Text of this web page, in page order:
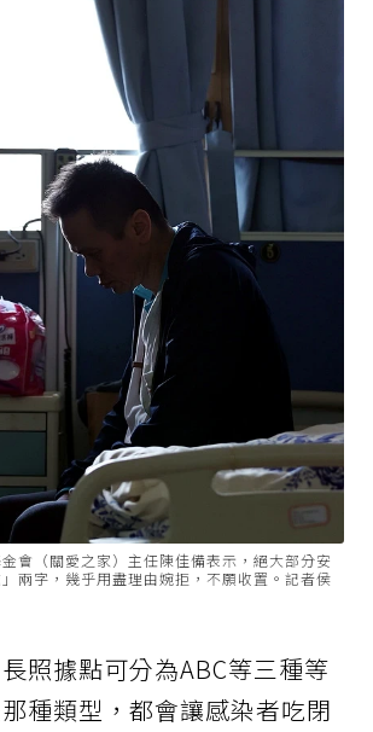
會（關愛之家）主任陳佳備表示，絕大部分安
兩字，幾乎用盡理由婉拒，不願收置。記者侯
照據點可分為ABC等三種等
種類型，都會讓感染者吃閉